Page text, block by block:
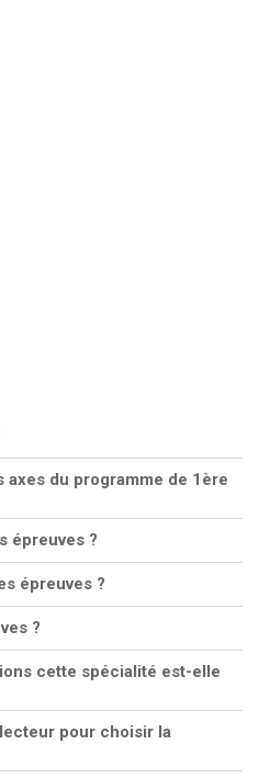
axes du programme de 1ère
épreuves ?
épreuves ?
?
cette spécialité est-elle
pour choisir la